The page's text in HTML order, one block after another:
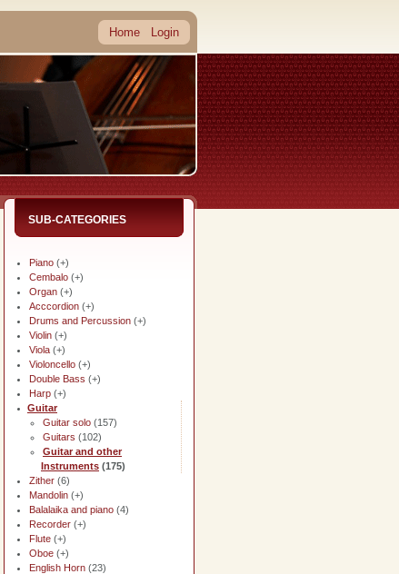
Home Login
SUB-CATEGORIES
Piano (+)
Cembalo (+)
Organ (+)
Acccordion (+)
Drums and Percussion (+)
Violin (+)
Viola (+)
Violoncello (+)
Double Bass (+)
Harp (+)
Guitar
Guitar solo (157)
Guitars (102)
Guitar and other
Instruments (175)
Zither (6)
Mandolin (+)
Balalaika and piano (4)
Recorder (+)
Flute (+)
Oboe (+)
English Horn (23)